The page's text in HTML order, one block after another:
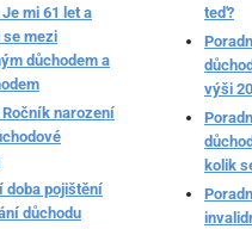
mi 61 let a
se mezi
důchodem a
narození
doba pojištění
důchodu
teď?
výši
kolik